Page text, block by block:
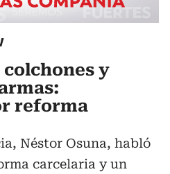
y
reforma
Néstor Osuna, habló
carcelaria y un